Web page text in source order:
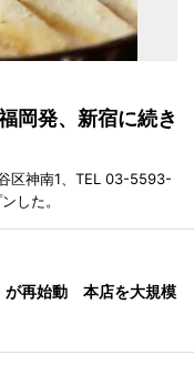
岡発、新宿に続き
区神南1、TEL 03-5593-
した。
が再始動 本店を大規模